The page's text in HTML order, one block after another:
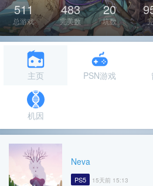
511
总游戏
483
完美数
20
坑数
主页 PSN游戏
机因
Neva
PS5 15天前 15:13